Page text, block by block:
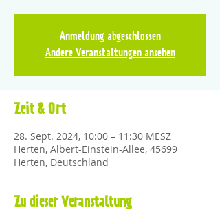
Anmeldung abgeschlossen
Andere Veranstaltungen ansehen
Zeit & Ort
28. Sept. 2024, 10:00 – 11:30 MESZ
Herten, Albert-Einstein-Allee, 45699
Herten, Deutschland
Zu dieser Veranstaltung